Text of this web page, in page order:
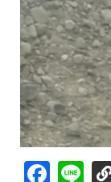
Facebook
Line